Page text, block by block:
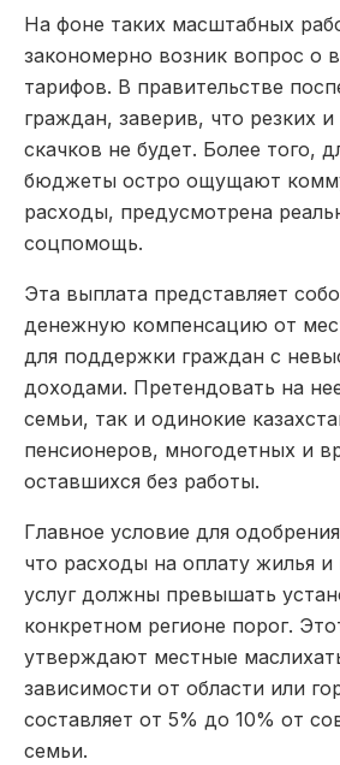
На фоне таких масштабных
закономерно возник вопрос о
тарифов. В правительстве
граждан, заверив, что резких
скачков не будет. Более того,
бюджеты остро ощущают
расходы, предусмотрена
соцпомощь.
Эта выплата представляет
денежную компенсацию от
для поддержки граждан с
доходами. Претендовать на
семьи, так и одинокие
пенсионеров, многодетных и
оставшихся без работы.
Главное условие для
что расходы на оплату жилья
услуг должны превышать
конкретном регионе порог.
утверждают местные
зависимости от области или
составляет от 5% до 10% от
семьи.